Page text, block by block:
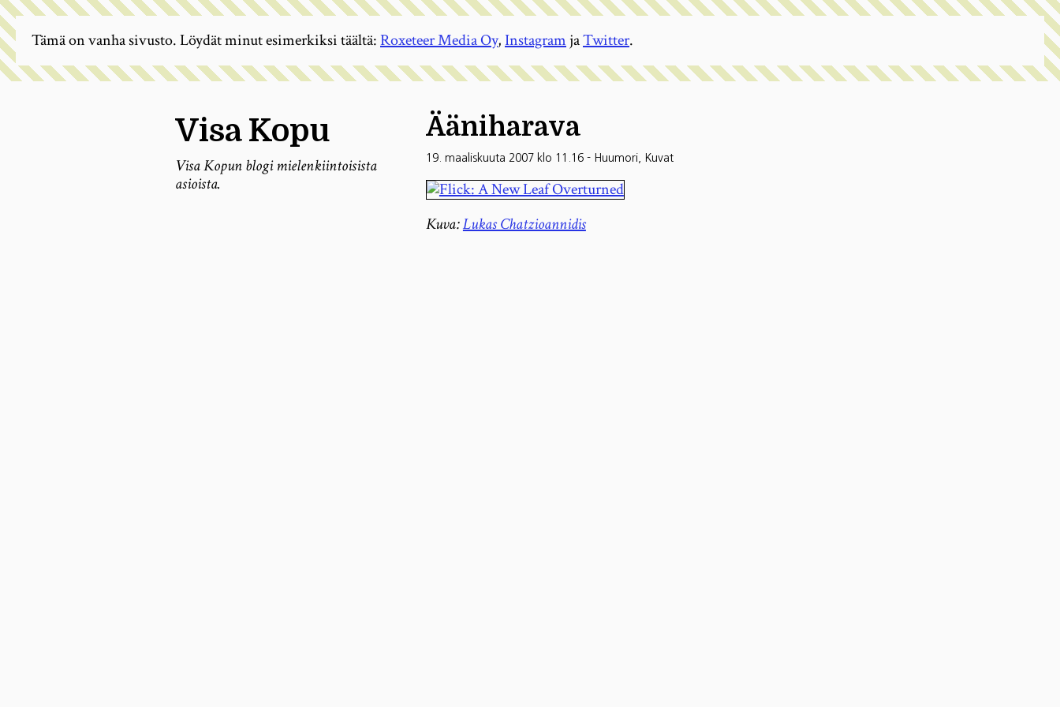
Visa Kopu
Visa Kopun blogi mielenkiintoisista
asioista.
Ääniharava
19. maaliskuuta 2007 klo 11.16- Huumori Kuvat
Kuva:Lukas Chatzioannidis
Tämä on vanha sivusto. Löydät minut esimerkiksi täältä:Roxeteer Media Oy,InstagramjaTwitter.